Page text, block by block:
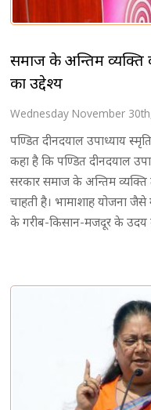
समाज के अन्तिम व्यक्ति
का उद्देश्य
Wednesday November
पण्डित दीनदयाल उपाध्याय
कहा है कि पण्डित दीनदयाल
सरकार समाज के अन्तिम
चाहती है। भामाशाह योजना जैसे
के गरीब-किसान-मजदूर के उदय